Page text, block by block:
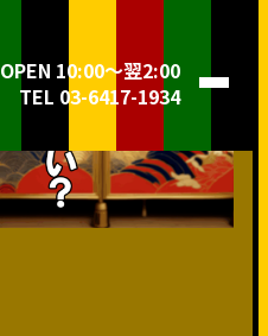
OPEN 10:00～翌2:00
TEL 03-6417-1934